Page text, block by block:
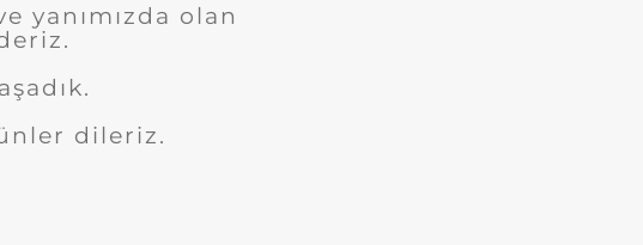
yanımızda olan
dileriz.